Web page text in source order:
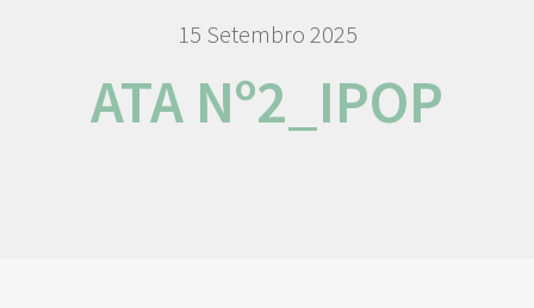
15 Setembro 2025
ATA Nº2_IPOP